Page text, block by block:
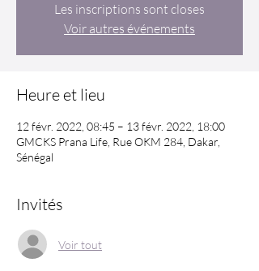
Les inscriptions sont closes
Voir autres événements
Heure et lieu
12 févr. 2022, 08:45 – 13 févr. 2022, 18:00
GMCKS Prana Life, Rue OKM 284, Dakar,
Sénégal
Invités
Voir tout